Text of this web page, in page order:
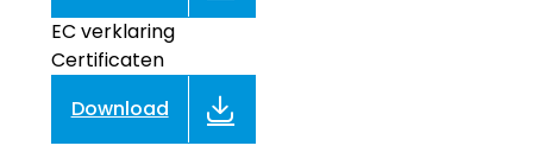
EC verklaring
Certificaten
Download